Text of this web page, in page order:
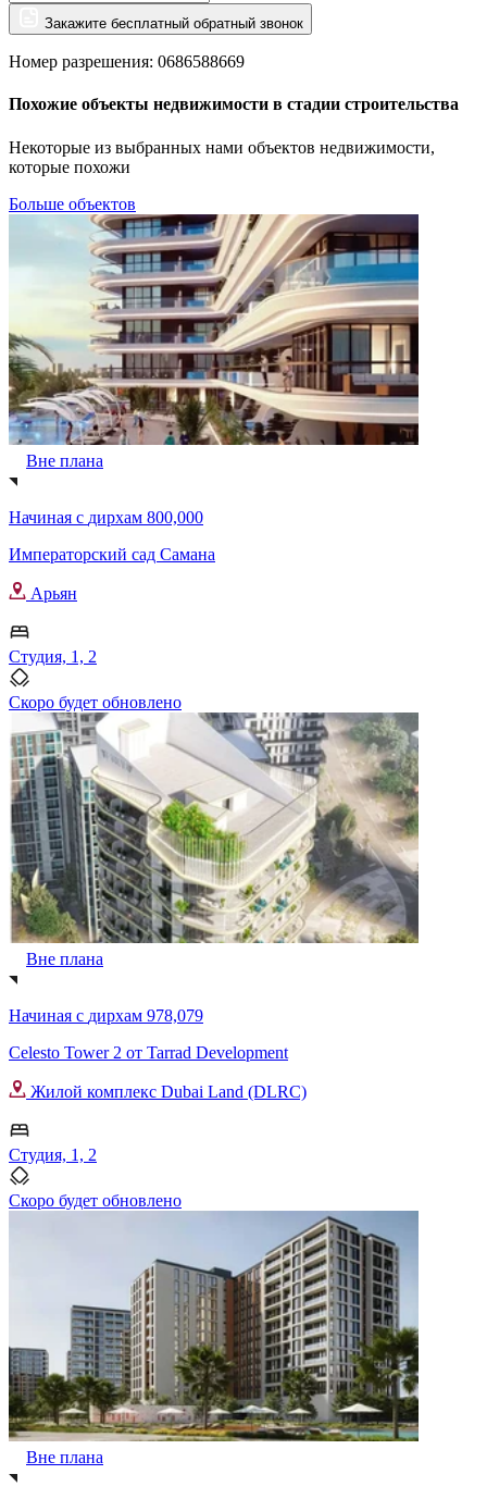
Закажите бесплатный обратный звонок
Номер разрешения: 0686588669
Похожие объекты недвижимости в стадии строительства
Некоторые из выбранных нами объектов недвижимости,
которые похожи
Больше объектов
Вне плана
Начиная с дирхам 800,000
Императорский сад Самана
Арьян
Студия, 1, 2
Скоро будет обновлено
Вне плана
Начиная с дирхам 978,079
Celesto Tower 2 от Tarrad Development
Жилой комплекс Dubai Land (DLRC)
Студия, 1, 2
Скоро будет обновлено
Вне плана